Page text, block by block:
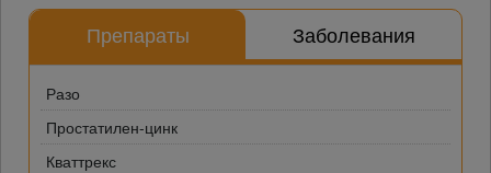
Препараты Заболевания
Разо
Простатилен-цинк
Кваттрекс